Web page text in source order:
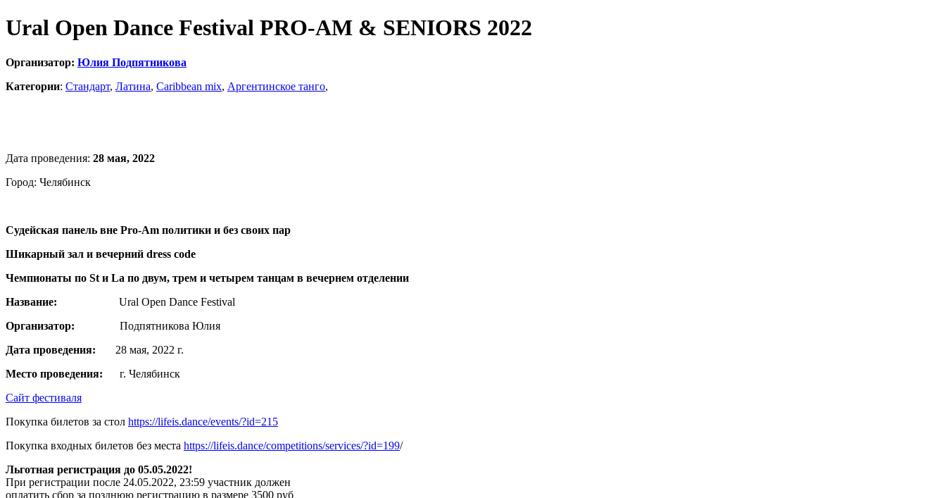
Ural Open Dance Festival PRO-AM & SENIORS 2022
Организатор: Юлия Подпятникова
Категории: Стандарт, Латина, Caribbean mix, Аргентинское танго,
Дата проведения: 28 мая, 2022
Город: Челябинск
Судейская панель вне Pro-Am политики и без своих пар
Шикарный зал и вечерний dress code
Чемпионаты по St и La по двум, трем и четырем танцам в вечернем отделении
Название: Ural Open Dance Festival
Организатор: Подпятникова Юлия
Дата проведения:
28 мая, 2022 г.
Место проведения:
г. Челябинск
Сайт фестиваля
Покупка билетов за стол https://lifeis.dance/events/?id=215
Покупка входных билетов без места https://lifeis.dance/competitions/services/?id=199/
Льготная регистрация до 05.05.2022!
При регистрации после 24.05.2022, 23:59 участник должен
оплатить сбор за позднюю регистрацию в размере 3500 руб